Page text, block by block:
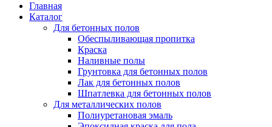
Главная
Каталог
Для бетонных полов
Обеспыливающая пропитка
Краска
Наливные полы
Грунтовка для бетонных полов
Лак для бетонных полов
Шпатлевка для бетонных полов
Для металлических полов
Полиуретановая эмаль